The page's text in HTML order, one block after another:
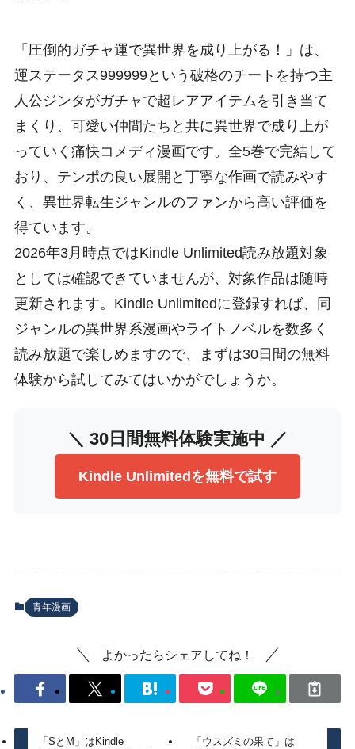
「圧倒的ガチャ運で異世界を成り上がる！」は、
運ステータス999999という破格のチートを持つ主
人公ジンタがガチャで超レアアイテムを引き当て
まくり、可愛い仲間たちと共に異世界で成り上が
っていく痛快コメディ漫画です。全5巻で完結して
おり、テンポの良い展開と丁寧な作画で読みやす
く、異世界転生ジャンルのファンから高い評価を
得ています。
2026年3月時点ではKindle Unlimited読み放題対象
としては確認できていませんが、対象作品は随時
更新されます。Kindle Unlimitedに登録すれば、同
ジャンルの異世界系漫画やライトノベルを数多く
読み放題で楽しめますので、まずは30日間の無料
体験から試してみてはいかがでしょうか。
＼ 30日間無料体験実施中 ／
Kindle Unlimitedを無料で試す
青年漫画
よかったらシェアしてね！
「SとM」はKindle
「ウスズミの果て」は